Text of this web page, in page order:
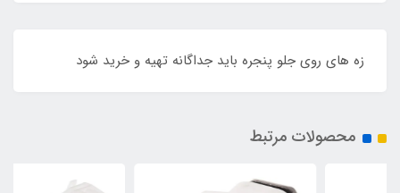
زه های روی جلو پنجره باید جداگانه تهیه و خرید شود
محصولات مرتبط